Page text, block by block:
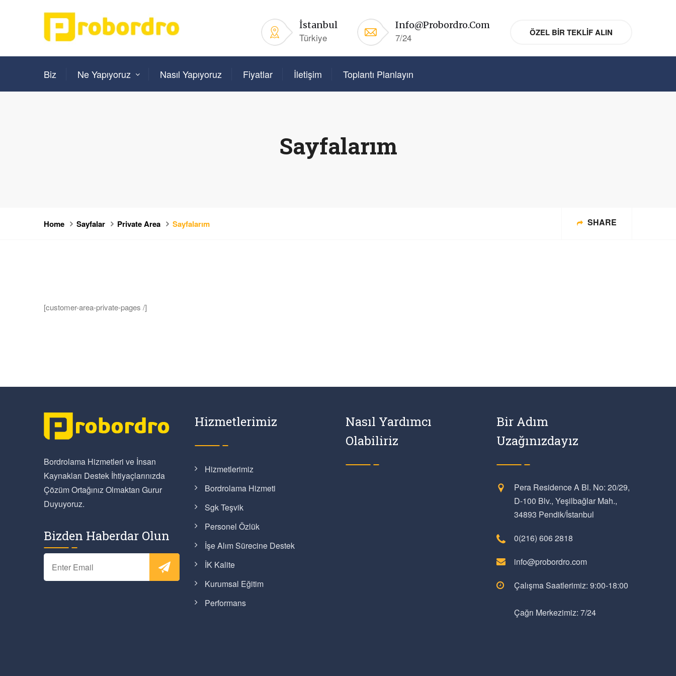
İstanbul
Türkiye
Info@probordro.com
7/24 ÖZEL BIR TEKLIF ALIN
Biz Ne Yapıyoruz Nasıl Yapıyoruz Fiyatlar İletişim Toplantı Planlayın
Sayfalarım
Home Sayfalar Private Area Sayfalarım SHARE
[customer-area-private-pages /]
Bordrolama Hizmetleri ve İnsan
Kaynakları Destek İhtiyaçlarınızda
Çözüm Ortağınız Olmaktan Gurur
Duyuyoruz.
Bizden Haberdar Olun
Hizmetlerimiz
Hizmetlerimiz
Bordrolama Hizmeti
Sgk Teşvik
Personel Özlük
İşe Alım Sürecine Destek
İK Kalite
Kurumsal Eğitim
Performans
Nasıl Yardımcı
Olabiliriz
Bir Adım
Uzağınızdayız
Pera Residence A Bl. No: 20/29,
D-100 Blv., Yeşilbağlar Mah.,
34893 Pendik/İstanbul
0(216) 606 2818
info@probordro.com
Çalışma Saatlerimiz: 9:00-18:00
Çağrı Merkezimiz: 7/24